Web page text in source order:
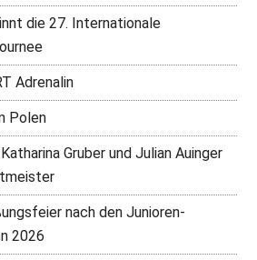
die 27. Internationale
Adrenalin
Polen
Gruber und Julian Auinger
nach den Junioren-
2026